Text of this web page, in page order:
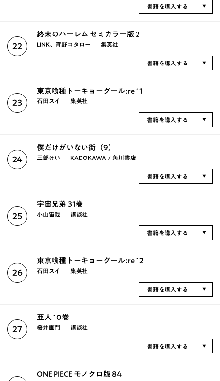
書籍を購入する
22
終末のハーレム セミカラー版 2
LINK、宵野コタロー 集英社
書籍を購入する
23
東京喰種トーキョーグール:re 11
石田スイ 集英社
書籍を購入する
24
僕だけがいない街（9）
三部けい KADOKAWA / 角川書店
書籍を購入する
25
宇宙兄弟 31巻
小山宙哉 講談社
書籍を購入する
26
東京喰種トーキョーグール:re 12
石田スイ 集英社
書籍を購入する
27
亜人 10巻
桜井画門 講談社
書籍を購入する
ONE PIECE モノクロ版 84